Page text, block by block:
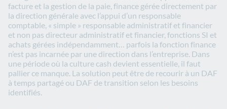
facture et la gestion de la paie, finance gérée directement par
la direction générale avec l’appui d’un responsable
comptable, « simple » responsable administratif et financier
et non pas directeur administratif et financier, fonctions SI et
achats gérées indépendamment… parfois la fonction finance
n’est pas incarnée par une direction dans l’entreprise. Dans
une période où la culture cash devient essentielle, il faut
pallier ce manque. La solution peut être de recourir à un DAF
à temps partagé ou DAF de transition selon les besoins
identifiés.